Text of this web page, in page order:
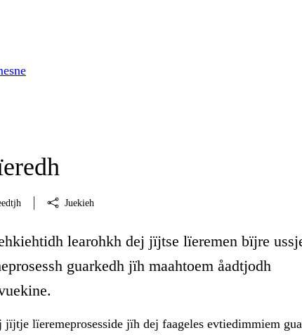
Juekieh
learohkh dej jïjtse lïeremen bïjre
guarkedh jïh maahtoem åadtjodh
jïjtje lïeremeprosesside jïh dej faageles evtiedimmiem